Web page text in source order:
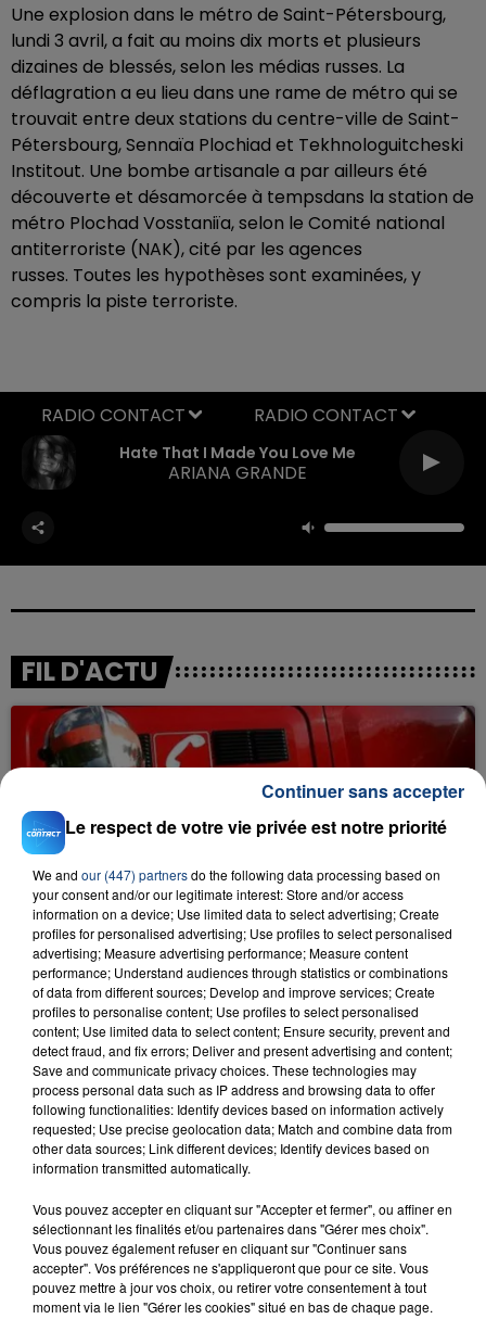
Une explosion dans le métro de Saint-Pétersbourg,
lundi 3 avril, a fait au moins dix morts et plusieurs
dizaines de blessés, selon les médias russes. La
déflagration a eu lieu dans une rame de métro qui se
trouvait entre deux stations du centre-ville de Saint-
Pétersbourg, Sennaïa Plochiad et Tekhnologuitcheski
Institout. Une bombe artisanale a par ailleurs été
découverte et désamorcée à tempsdans la station de
métro Plochad Vosstaniïa, selon le Comité national
antiterroriste (NAK), cité par les agences
russes. Toutes les hypothèses sont examinées, y
compris la piste terroriste.
Hate That I Made You Love Me
ARIANA GRANDE
RADIO CONTACT
FIL D'ACTU
23 juillet 2026
INCENDIE MORTEL À LENS : UNE FEMME ET
SON BÉBÉ ENTRE LA VIE ET LA...
Un homme s'est immolé par le feu après avoir
aspergé sa compagne et leur bébé de trois mois
d'un liquide inflammable.
20 juillet 2026
UNE ADOLESCENTE DEVANT SE FAIRE
OPÉRER DE LA CHEVILLE RESSORT DE LA...
La famille a porté plainte contre la clinique qui a
reconnu sa responsabilité et présenté ses
excuses.
TITRES DIFFUSÉS
Le respect de votre vie privée est notre priorité
We and our (447) partnersdo the following data processing based on
your consent and/or our legitimate interest: Store and/or access
information on a device; Use limited data to select advertising; Create
profiles for personalised advertising; Use profiles to select personalised
advertising; Measure advertising performance; Measure content
performance; Understand audiences through statistics or combinations
of data from different sources; Develop and improve services; Create
profiles to personalise content; Use profiles to select personalised
content; Use limited data to select content; Ensure security, prevent and
detect fraud, and fix errors; Deliver and present advertising and content;
Save and communicate privacy choices. These technologies may
process personal data such as IP address and browsing data to offer
following functionalities: Identify devices based on information actively
requested; Use precise geolocation data; Match and combine data from
other data sources; Link different devices; Identify devices based on
information transmitted automatically.
Vous pouvez accepter en cliquant sur "Accepter et fermer", ou affiner en
sélectionnant les finalités et/ou partenaires dans "Gérer mes choix".
Vous pouvez également refuser en cliquant sur "Continuer sans
accepter". Vos préférences ne s'appliqueront que pour ce site. Vous
pouvez mettre à jour vos choix, ou retirer votre consentement à tout
moment via le lien "Gérer les cookies" situé en bas de chaque page.
Continuer sans accepter